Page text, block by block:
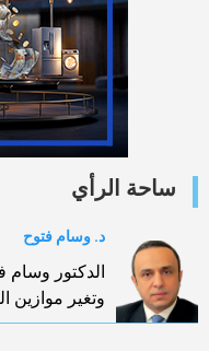
ساحة الرأي
د. وسام فتوح
الدكتور
وتغير موازين